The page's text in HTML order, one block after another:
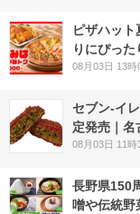
ピザハッ
りにぴっ
08月03日 13時
セブン-イ
定発売｜名
08月03日 11時
長野県150
噌や伝統